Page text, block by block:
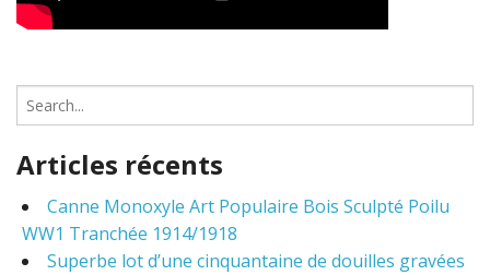
e
r
h
o
Articles récents
Canne Monoxyle Art Populaire Bois Sculpté Poilu
WW1 Tranchée 1914/1918
Superbe lot d’une cinquantaine de douilles gravées